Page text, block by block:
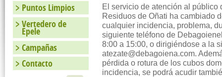
El servicio de atención al público
Residuos de Oñati ha cambiado
cualquier incidencia, problema,
siguiente teléfono de
8:00 a 15:00, o dirigiéndose a la
atezate@debagoiena.com.
pérdida o rotura de los cubos
incidencia, se podrá acudir
Puntos Limpios
Vertedero de
Epele
Campañas
Contacto